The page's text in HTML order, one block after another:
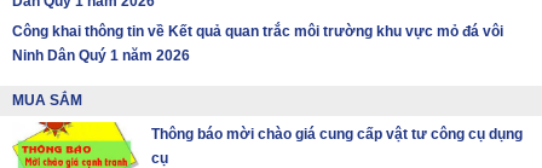
Công khai thông tin về Kết quả quan trắc môi trường khu vực mỏ đá vôi
Ninh Dân Quý 1 năm 2026
MUA SẮM
Thông báo mời chào giá cung cấp vật tư công cụ dụng
cụ